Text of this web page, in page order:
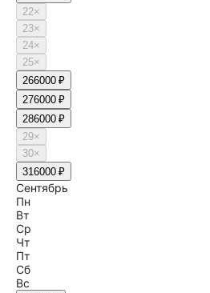
22×
23×
24×
25×
266000 ₽
276000 ₽
286000 ₽
29×
30×
316000 ₽
Сентябрь
Пн
Вт
Ср
Чт
Пт
Сб
Вс